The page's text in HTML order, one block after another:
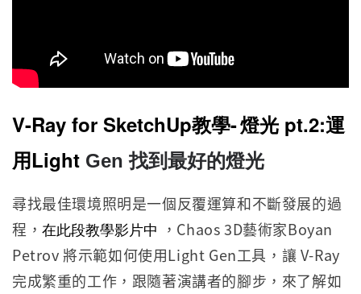
V-Ray for SketchUp教學-燈光 pt.2:運
用Light Gen 找到最好的燈光
尋找最佳環境照明是一個反覆運算和不斷發展的過
程，在此段教學影片中 ，Chaos 3D藝術家Boyan
Petrov 將示範如何使用Light Gen工具，讓 V-Ray
完成繁重的工作，跟隨著演講者的腳步，來了解如